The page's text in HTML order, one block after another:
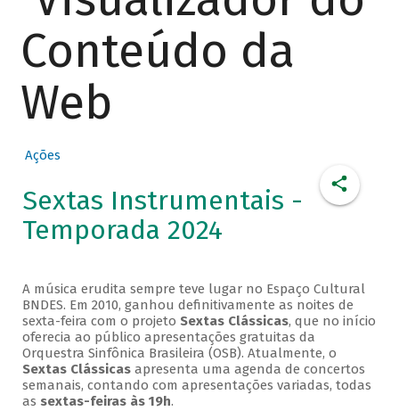
Conteúdo da
Web
Ações
Sextas Instrumentais -
Temporada 2024
A música erudita sempre teve lugar no Espaço Cultural
BNDES. Em 2010, ganhou definitivamente as noites de
sexta-feira com o projeto Sextas Clássicas, que no início
oferecia ao público apresentações gratuitas da
Orquestra Sinfônica Brasileira (OSB). Atualmente, o
Sextas Clássicasapresenta uma agenda de concertos
semanais, contando com apresentações variadas, todas
as sextas-feiras às 19h.